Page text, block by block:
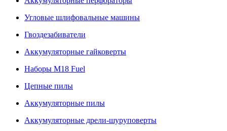
Угловые шлифовальные машины
Гвоздезабиватели
Аккумуляторные гайковерты
Наборы M18 Fuel
Цепные пилы
Аккумуляторные пилы
Аккумуляторные дрели-шуруповерты